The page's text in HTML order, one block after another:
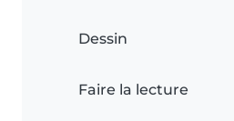
Dessin
Faire la lecture